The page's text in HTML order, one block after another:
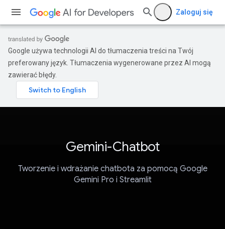
Zaloguj się
Google używa technologii AI do tłumaczenia treści na Twój
preferowany język. Tłumaczenia wygenerowane przez AI mogą
zawierać błędy.
Gemini-Chatbot
Tworzenie i wdrażanie chatbota za pomocą Google
Gemini Pro i Streamlit